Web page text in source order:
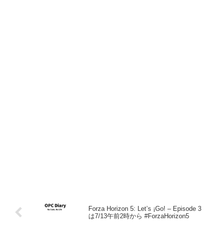
Forza Horizon 5: Let’s ¡Go! – Episode 3
は7/13午前2時から #ForzaHorizon5